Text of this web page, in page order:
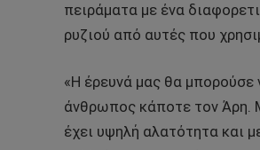
πειράματα με ένα
ρυζιού από αυτές που
«Η έρευνά μας θα μπορούσε
άνθρωπος κάποτε τον Άρη.
έχει υψηλή αλατότητα και